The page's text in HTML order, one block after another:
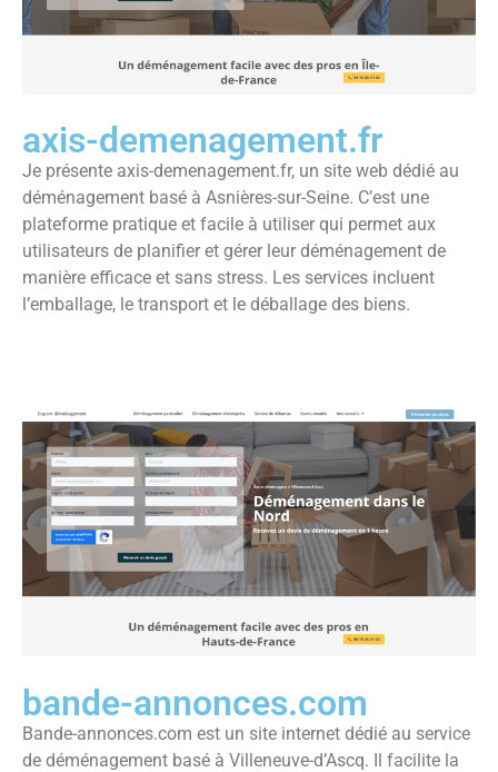
axis-demenagement.fr
Je présente axis-demenagement.fr, un site web dédié au
déménagement basé à Asnières-sur-Seine. C’est une
plateforme pratique et facile à utiliser qui permet aux
utilisateurs de planifier et gérer leur déménagement de
manière efficace et sans stress. Les services incluent
l’emballage, le transport et le déballage des biens.
bande-annonces.com
Bande-annonces.com est un site internet dédié au service
de déménagement basé à Villeneuve-d’Ascq. Il facilite la